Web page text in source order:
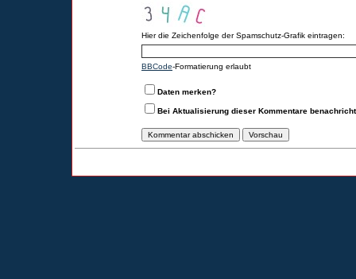
Hier die Zeichenfolge der Spamschutz-Grafik eintragen:
BBCode-Formatierung erlaubt
Daten merken?
Bei Aktualisierung dieser Kommentare